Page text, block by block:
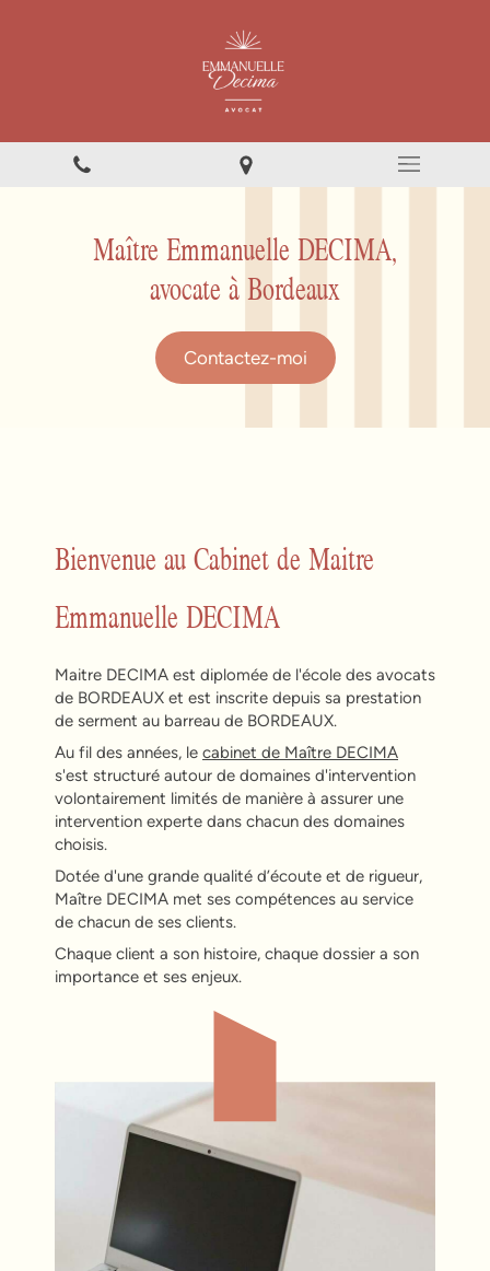
Maître Emmanuelle DECIMA,
avocate à Bordeaux
Contactez-moi
Bienvenue au Cabinet de Maitre
Emmanuelle DECIMA
Maitre DECIMA est diplomée de l'école des avocats
de BORDEAUX et est inscrite depuis sa prestation
de serment au barreau de BORDEAUX.
Au fil des années, le cabinet de Maître DECIMA
s'est structuré autour de domaines d'intervention
volontairement limités de manière à assurer une
intervention experte dans chacun des domaines
choisis.
Dotée d'une grande qualité d’écoute et de rigueur,
Maître DECIMA met ses compétences au service
de chacun de ses clients.
Chaque client a son histoire, chaque dossier a son
importance et ses enjeux.